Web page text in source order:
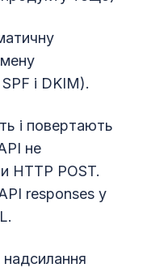
i DKIM).
і повертають
не
HTTP POST.
responses у